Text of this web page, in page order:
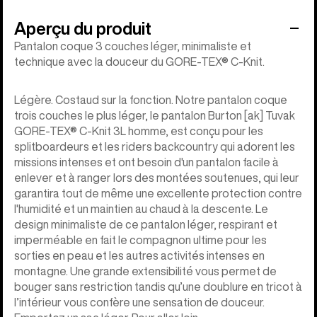
Aperçu du produit
Pantalon coque 3 couches léger, minimaliste et
technique avec la douceur du GORE-TEX® C-Knit.
Légère. Costaud sur la fonction. Notre pantalon coque
trois couches le plus léger, le pantalon Burton [ak] Tuvak
GORE-TEX® C-Knit 3L homme, est conçu pour les
splitboardeurs et les riders backcountry qui adorent les
missions intenses et ont besoin d'un pantalon facile à
enlever et à ranger lors des montées soutenues, qui leur
garantira tout de même une excellente protection contre
l'humidité et un maintien au chaud à la descente. Le
design minimaliste de ce pantalon léger, respirant et
imperméable en fait le compagnon ultime pour les
sorties en peau et les autres activités intenses en
montagne. Une grande extensibilité vous permet de
bouger sans restriction tandis qu’une doublure en tricot à
l’intérieur vous confère une sensation de douceur.